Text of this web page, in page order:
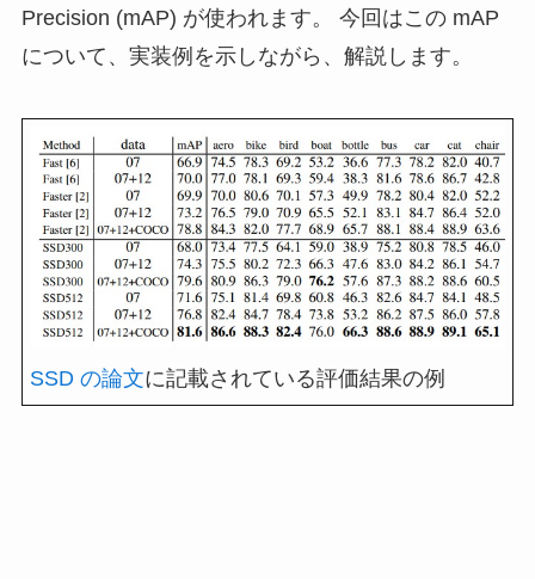
Precision (mAP) が使われます。 今回はこの mAP
について、実装例を示しながら、解説します。
SSD の論文に記載されている評価結果の例